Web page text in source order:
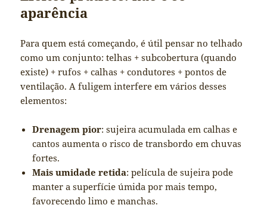
aparência
Para quem está começando, é útil pensar no telhado
como um conjunto: telhas + subcobertura (quando
existe) + rufos + calhas + condutores + pontos de
ventilação. A fuligem interfere em vários desses
elementos:
Drenagem pior: sujeira acumulada em calhas e
cantos aumenta o risco de transbordo em chuvas
fortes.
Mais umidade retida: película de sujeira pode
manter a superfície úmida por mais tempo,
favorecendo limo e manchas.